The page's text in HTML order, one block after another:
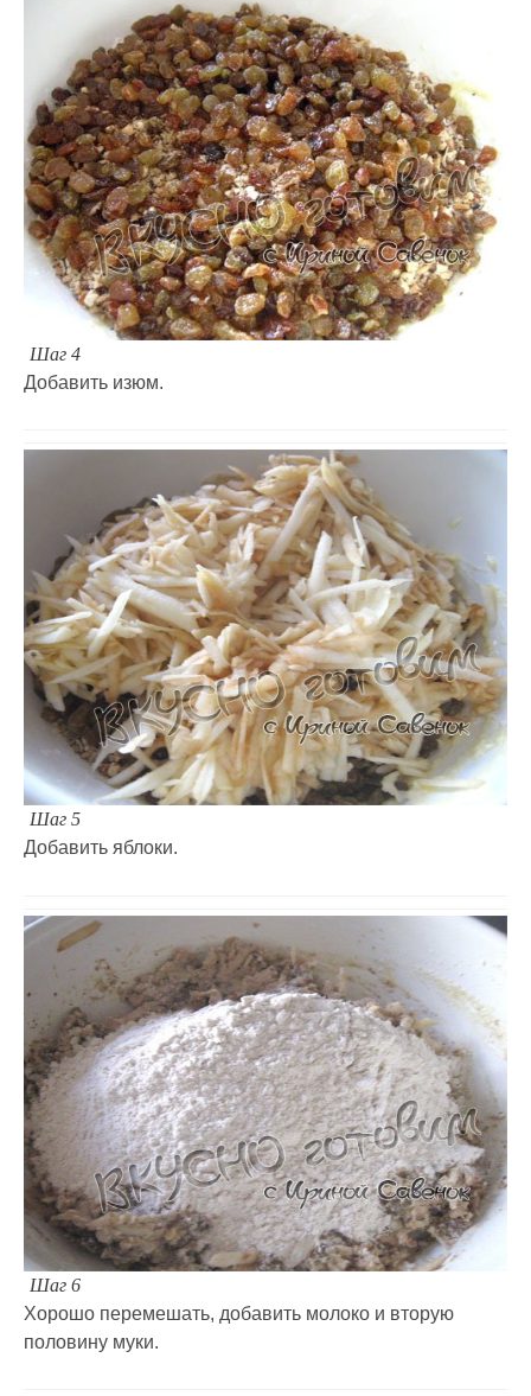
Шаг 4
Добавить изюм.
Шаг 5
Добавить яблоки.
Шаг 6
Хорошо перемешать, добавить молоко и вторую
половину муки.